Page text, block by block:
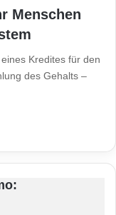
Menschen
Kredites für den
des Gehalts –